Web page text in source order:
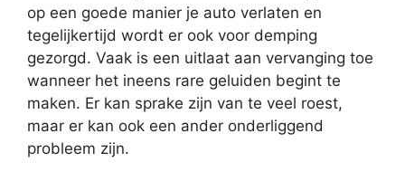
op een goede manier je auto verlaten en
tegelijkertijd wordt er ook voor demping
gezorgd. Vaak is een uitlaat aan vervanging toe
wanneer het ineens rare geluiden begint te
maken. Er kan sprake zijn van te veel roest,
maar er kan ook een ander onderliggend
probleem zijn.